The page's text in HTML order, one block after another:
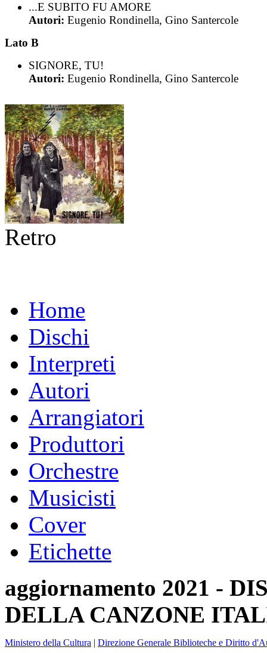
...E SUBITO FU AMORE
Autori: Eugenio Rondinella, Gino Santercole
Lato B
SIGNORE, TU!
Autori: Eugenio Rondinella, Gino Santercole
Retro
Home
Dischi
Interpreti
Autori
Arrangiatori
Produttori
Orchestre
Musicisti
Cover
Etichette
aggiornamento 2021 -
DELLA CANZONE
Ministero della Cultura | Direzione Generale Biblioteche e Diritto